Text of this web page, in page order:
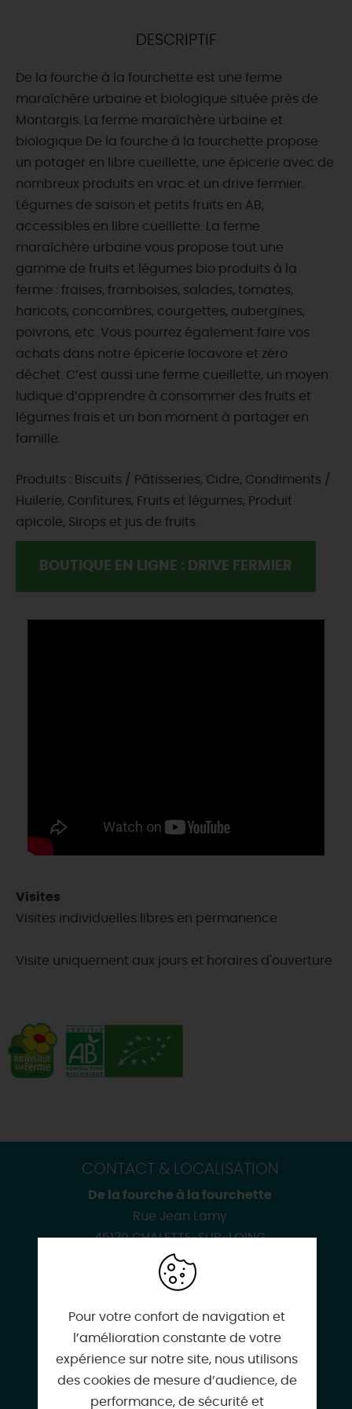
DEMAIN
CETTE SEMAINE
TOUT L'AGENDA
DESCRIPTIF
De la fourche à la fourchette est une ferme
maraîchère urbaine et biologique située près de
Montargis. La ferme maraîchère urbaine et
biologique De la fourche à la fourchette propose
un potager en libre cueillette, une épicerie avec de
nombreux produits en vrac et un drive fermier.
Légumes de saison et petits fruits en AB,
accessibles en libre cueillette. La ferme
maraîchère urbaine vous propose tout une
gamme de fruits et légumes bio produits à la
ferme : fraises, framboises, salades, tomates,
haricots, concombres, courgettes, aubergines,
poivrons, etc. Vous pourrez également faire vos
achats dans notre épicerie locavore et zéro
déchet. C’est aussi une ferme cueillette, un moyen
ludique d’apprendre à consommer des fruits et
légumes frais et un bon moment à partager en
famille.
Produits : Biscuits / Pâtisseries, Cidre, Condiments /
Huilerie, Confitures, Fruits et légumes, Produit
apicole, Sirops et jus de fruits
BOUTIQUE EN LIGNE : DRIVE FERMIER
Visites
Visites individuelles libres en permanence
Visite uniquement aux jours et horaires d'ouverture
CONTACT & LOCALISATION
De la fourche à la fourchette
Rue Jean Lamy
45120 CHALETTE-SUR-LOING
delafourchealafourchette.bio@gmail.com
Pour votre confort de navigation et
l’amélioration constante de votre
expérience sur notre site, nous utilisons
des cookies de mesure d’audience, de
performance, de sécurité et